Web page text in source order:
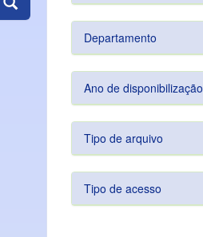
Departamento
Ano de disponibilização
Tipo de arquivo
Tipo de acesso